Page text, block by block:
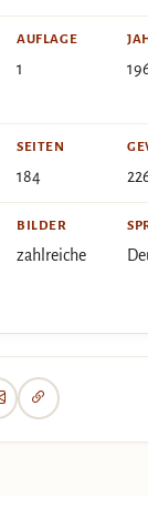
AUFLAGE
1
SEITEN
184
BILDER
zahlreiche